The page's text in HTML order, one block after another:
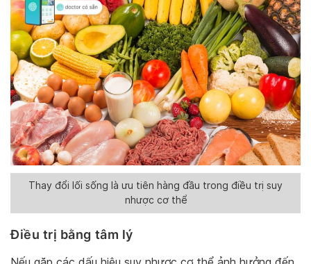
Thay đổi lối sống là ưu tiên hàng đầu trong điều trị suy
nhược cơ thể
Điều trị bằng tâm lý